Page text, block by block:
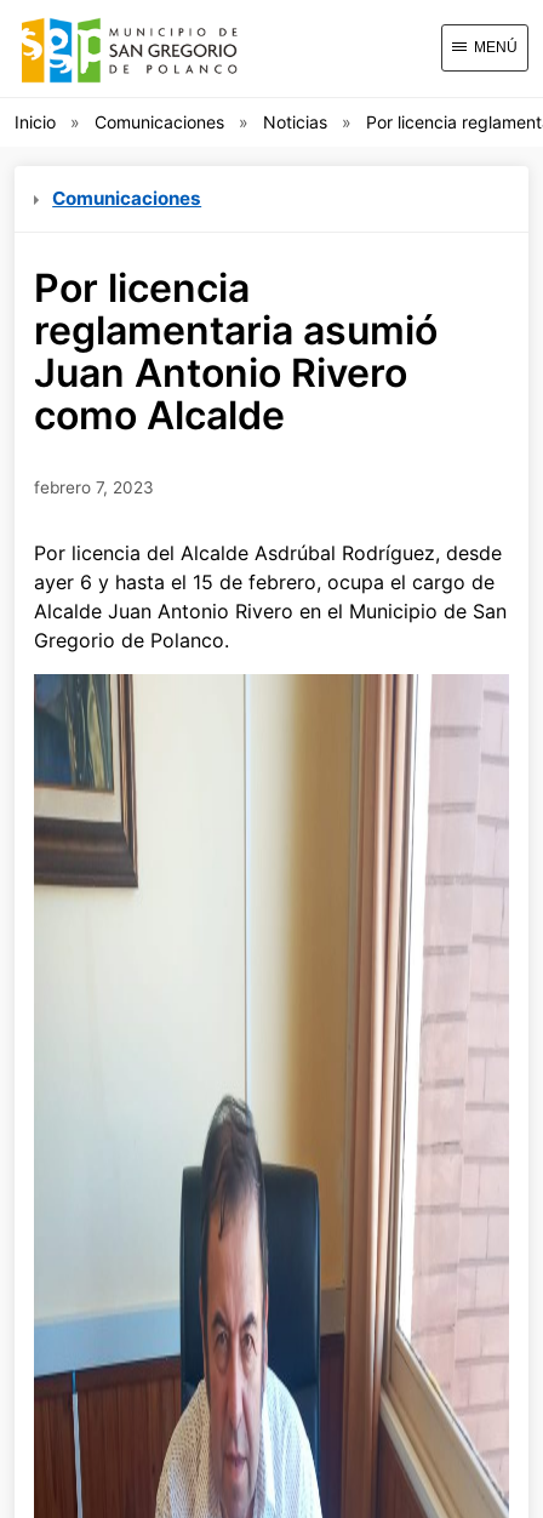
MENÚ
Inicio Comunicaciones Noticias Por licencia
Comunicaciones
Por licencia
reglamentaria asumió
Juan Antonio Rivero
como Alcalde
febrero 7, 2023
Por licencia del Alcalde Asdrúbal Rodríguez, desde
ayer 6 y hasta el 15 de febrero, ocupa el cargo de
Alcalde Juan Antonio Rivero en el Municipio de San
Gregorio de Polanco.